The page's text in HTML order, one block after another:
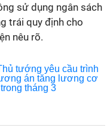
sử dụng ngân sách
trái quy định cho
nêu rõ.